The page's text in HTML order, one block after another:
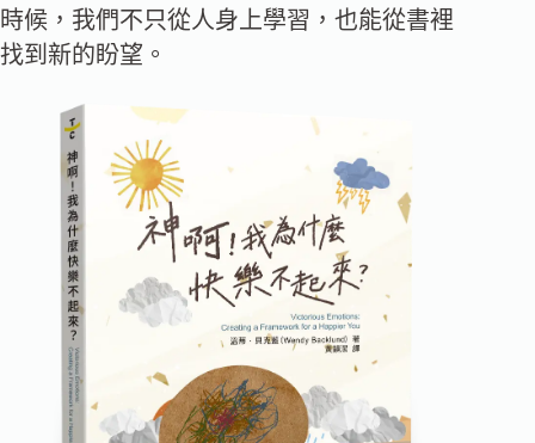
時候，我們不只從人身上學習，也能從書裡
找到新的盼望。